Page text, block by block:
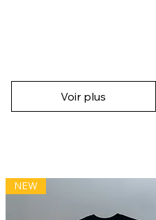
Voir plus
NEW